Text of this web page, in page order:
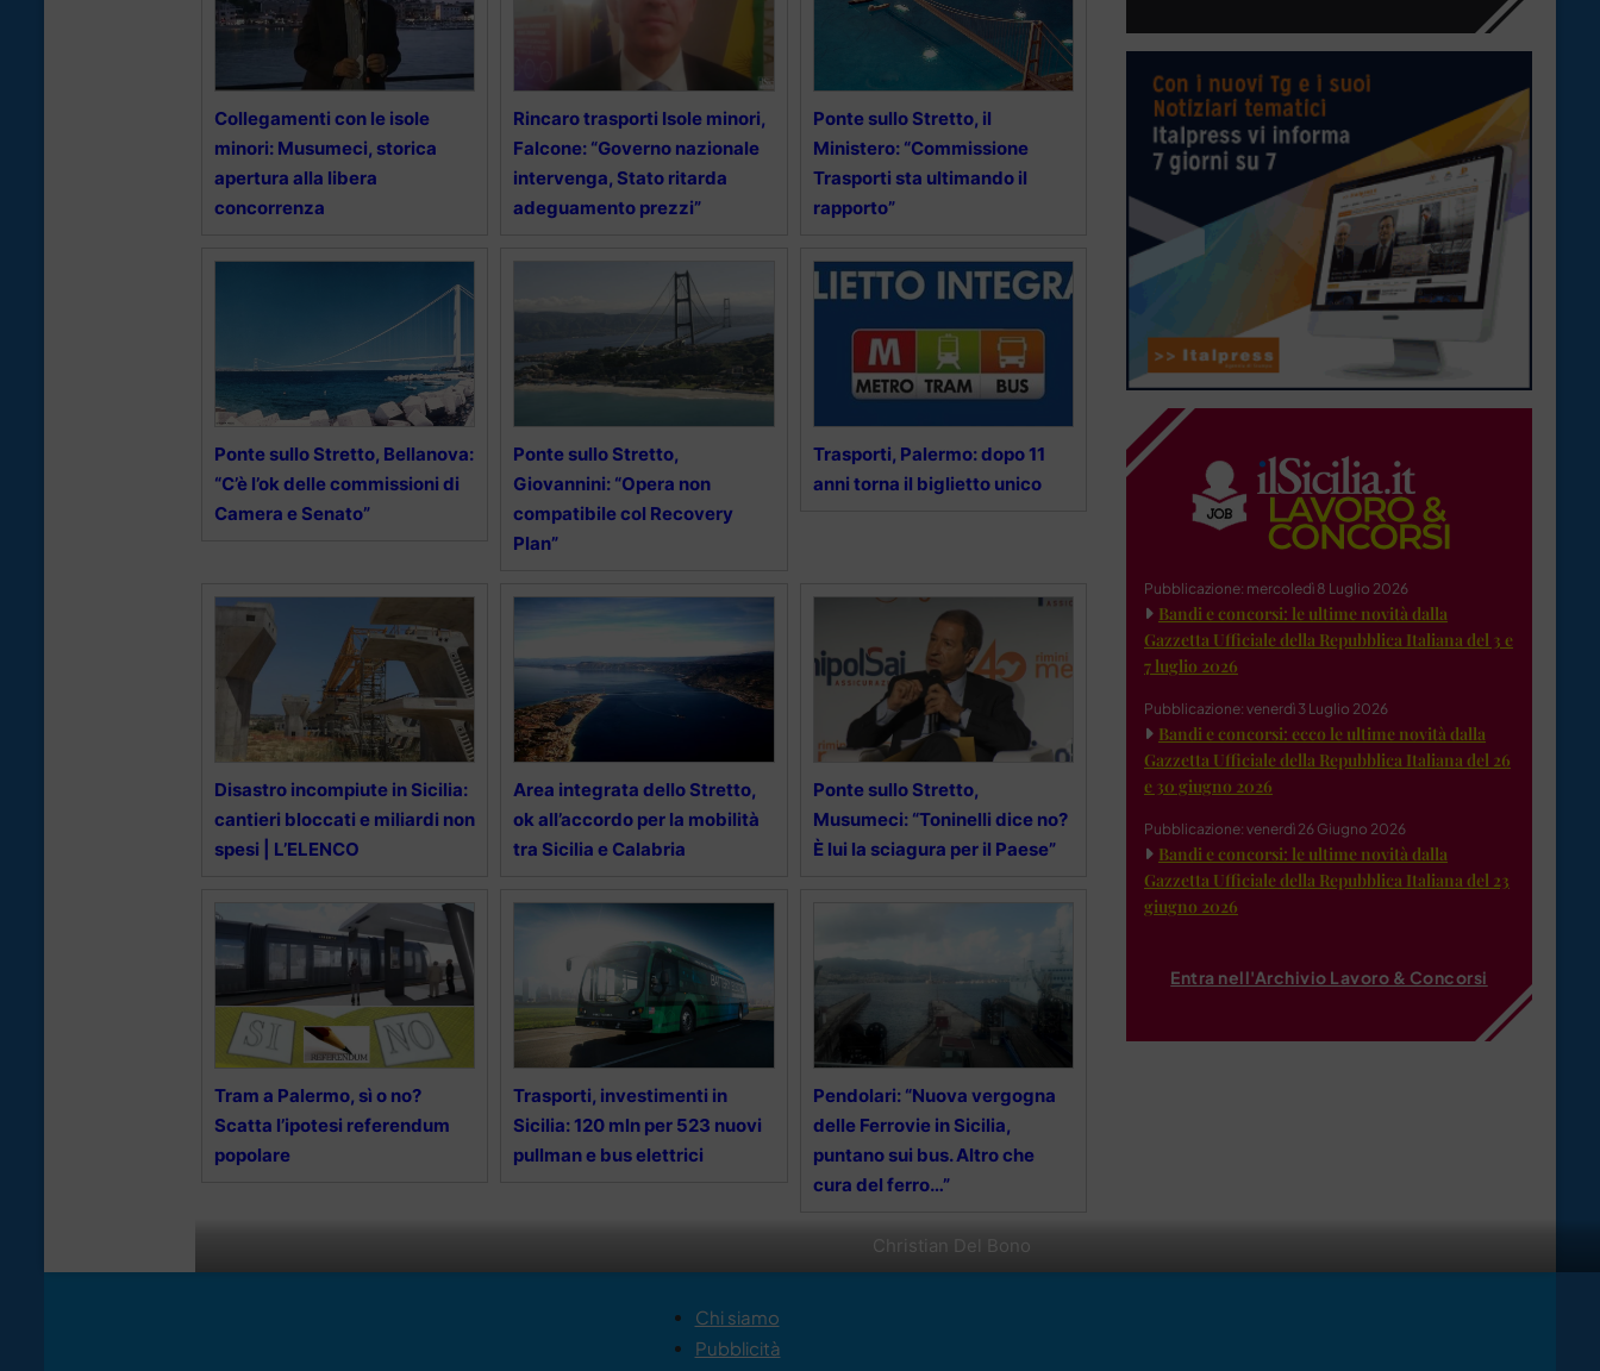
Christian Del Bono
Collegamenti con le isole
minori: Musumeci, storica
apertura alla libera
concorrenza
Rincaro trasporti Isole minori,
Falcone: “Governo nazionale
intervenga, Stato ritarda
adeguamento prezzi”
Ponte sullo Stretto, il
Ministero: “Commissione
Trasporti sta ultimando il
rapporto”
Ponte sullo Stretto, Bellanova:
“C’è l’ok delle commissioni di
Camera e Senato”
Ponte sullo Stretto,
Giovannini: “Opera non
compatibile col Recovery
Plan”
Trasporti, Palermo: dopo 11
anni torna il biglietto unico
Disastro incompiute in Sicilia:
cantieri bloccati e miliardi non
spesi | L’ELENCO
Area integrata dello Stretto,
ok all’accordo per la mobilità
tra Sicilia e Calabria
Ponte sullo Stretto,
Musumeci: “Toninelli dice no?
È lui la sciagura per il Paese”
Tram a Palermo, sì o no?
Scatta l’ipotesi referendum
popolare
Trasporti, investimenti in
Sicilia: 120 mln per 523 nuovi
pullman e bus elettrici
Pendolari: “Nuova vergogna
delle Ferrovie in Sicilia,
puntano sui bus. Altro che
cura del ferro…”
Pubblicazione: mercoledì 8 Luglio 2026
Bandi e concorsi: le ultime novità dalla
Gazzetta Ufficiale della Repubblica Italiana del 3 e
7 luglio 2026
Pubblicazione: venerdì 3 Luglio 2026
Bandi e concorsi: ecco le ultime novità dalla
Gazzetta Ufficiale della Repubblica Italiana del 26
e 30 giugno 2026
Pubblicazione: venerdì 26 Giugno 2026
Bandi e concorsi: le ultime novità dalla
Gazzetta Ufficiale della Repubblica Italiana del 23
giugno 2026
Entra nell'Archivio Lavoro & Concorsi
Chi siamo
Pubblicità